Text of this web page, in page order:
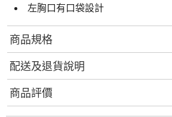
左胸口有口袋設計
商品規格
配送及退貨說明
商品評價